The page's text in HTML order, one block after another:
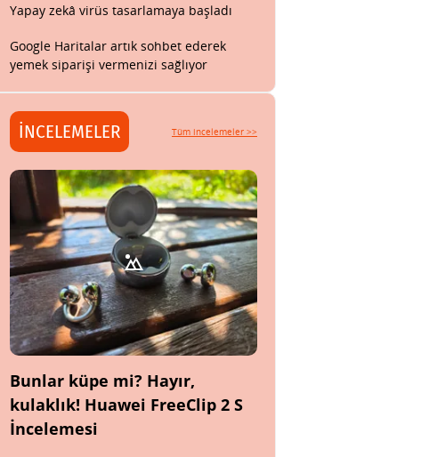
Yapay zekâ virüs tasarlamaya başladı
Google Haritalar artık sohbet ederek
yemek siparişi vermenizi sağlıyor
İNCELEMELER Tüm incelemeler >>
Bunlar küpe mi? Hayır,
kulaklık! Huawei FreeClip 2 S
İncelemesi